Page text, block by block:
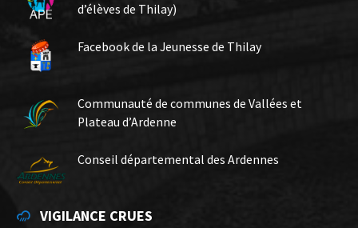
d’élèves de Thilay)
Facebook de la Jeunesse de Thilay
Communauté de communes de Vallées et
Plateau d’Ardenne
Conseil départemental des Ardennes
VIGILANCE CRUES